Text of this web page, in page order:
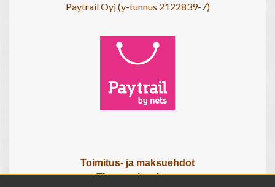
Paytrail Oyj (y-tunnus 2122839-7)
Toimitus- ja maksuehdot
Tietosuojaseloste